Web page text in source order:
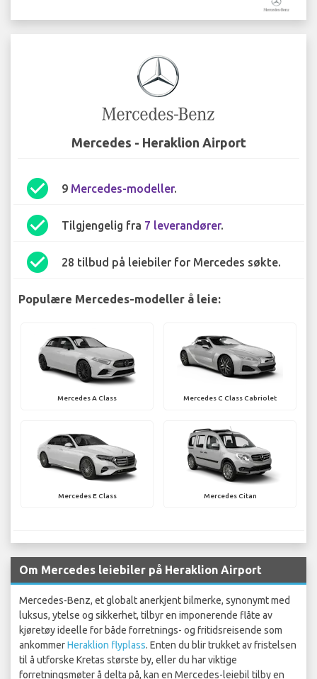
Mercedes - Heraklion Airport
check_circle 9 Mercedes-modeller.
check_circle Tilgjengelig fra 7 leverandører.
check_circle 28 tilbud på leiebiler for Mercedes søkte.
Populære Mercedes-modeller å leie:
Mercedes A Class Mercedes C Class Cabriolet
Mercedes E Class Mercedes Citan
Om Mercedes leiebiler på Heraklion Airport
Mercedes-Benz, et globalt anerkjent bilmerke, synonymt med
luksus, ytelse og sikkerhet, tilbyr en imponerende flåte av
kjøretøy ideelle for både forretnings- og fritidsreisende som
ankommerHeraklion flyplass. Enten du blir trukket av fristelsen
til å utforske Kretas største by, eller du har viktige
forretningsmøter å delta på, kan en Mercedes-leiebil tilby en